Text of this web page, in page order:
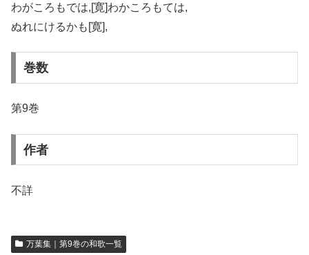
わがころもでは,[寛]わかころもては,
ぬれにけるかも[寛],
巻数
第9巻
作者
不詳
万葉集｜第9巻の和歌一覧